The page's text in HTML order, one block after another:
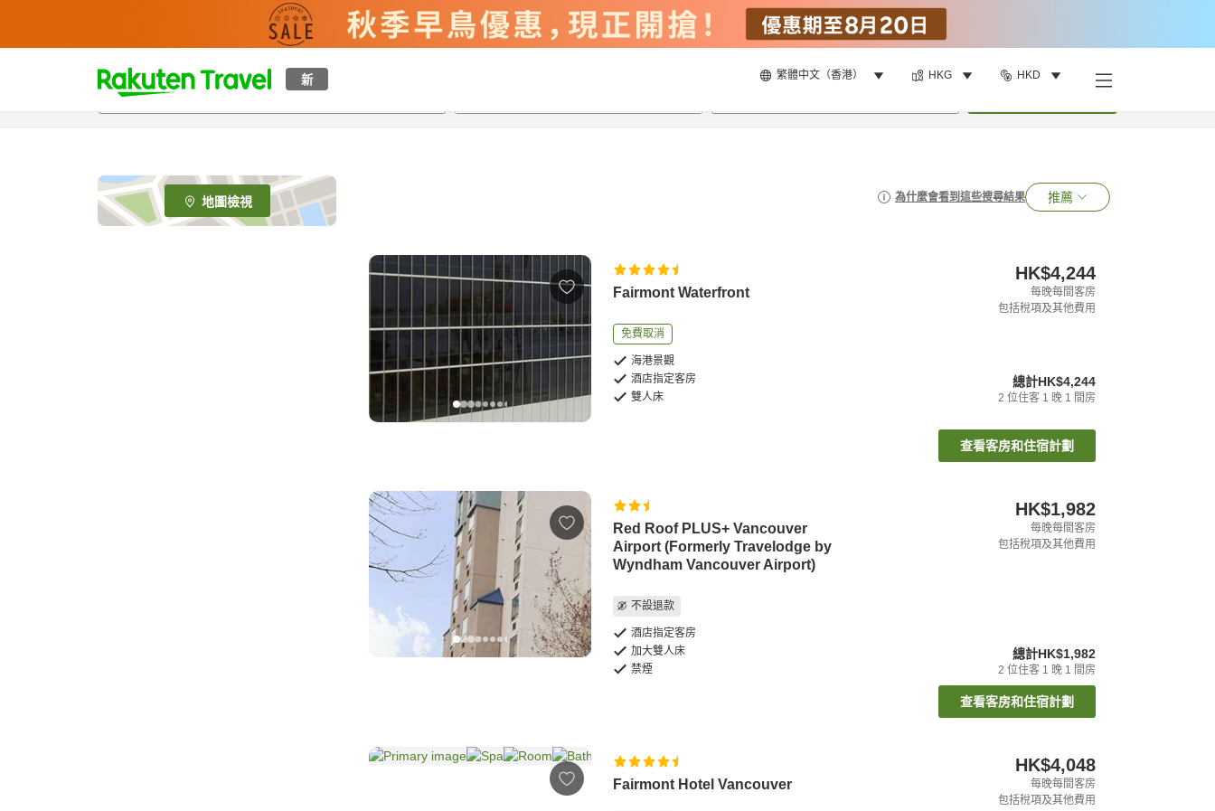
新 繁體中文（香港） HKG HKD
t
p
e
_
s
地圖檢視 為什麼會看到這些搜尋結果 推薦
Fairmont Waterfront
免費取消
海港景觀
酒店指定客房
雙人床
HK$4,244
每晚每間客房
包括稅項及其他費用
總計HK$4,244
2 位住客 1 晚 1 間房
查看客房和住宿計劃
Red Roof PLUS+ Vancouver
Airport (Formerly Travelodge by
Wyndham Vancouver Airport)
不設退款
酒店指定客房
加大雙人床
禁煙
HK$1,982
每晚每間客房
包括稅項及其他費用
總計HK$1,982
2 位住客 1 晚 1 間房
查看客房和住宿計劃
Fairmont Hotel Vancouver
HK$4,048
每晚每間客房
包括稅項及其他費用